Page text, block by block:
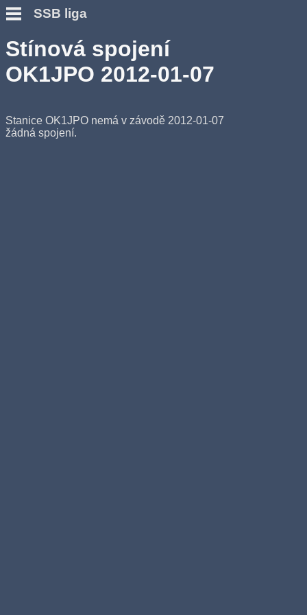
SSB liga
Stínová spojení
OK1JPO 2012-01-07
Stanice OK1JPO nemá v závodě 2012-01-07
žádná spojení.